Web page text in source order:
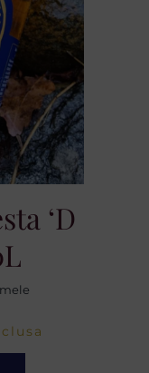
‘d